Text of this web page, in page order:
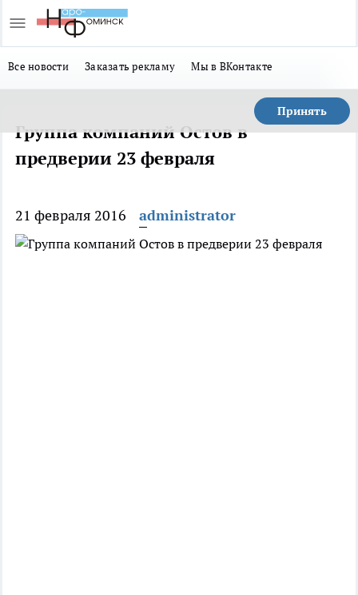
Все новости Заказать рекламу Мы в ВКонтакте
Принять
Группа компаний Остов в
предверии 23 февраля
21 февраля 2016 administrator